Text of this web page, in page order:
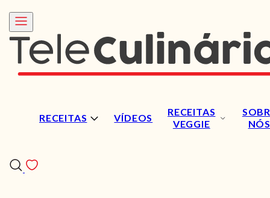
RECEITAS VÍDEOS
RECEITAS
VEGGIE
NÓS